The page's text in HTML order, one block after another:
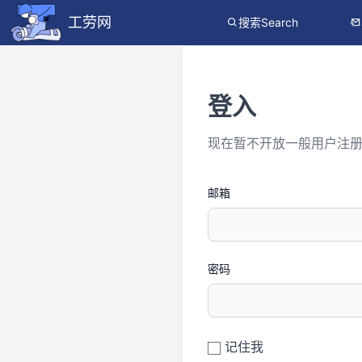
工劳网 搜索Search
登入
现在暂不开放一般用户注册
邮箱
密码
记住我